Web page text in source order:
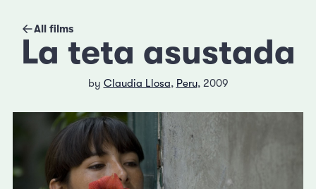
All films
La teta asustada
by Claudia Llosa, Peru, 2009